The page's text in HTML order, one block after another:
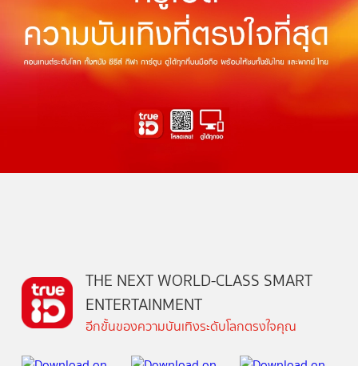
THE NEXT WORLD-CLASS SMART
ENTERTAINMENT
อีกขั้นของความบันเทิงระดับโลกตรงใจคุณ